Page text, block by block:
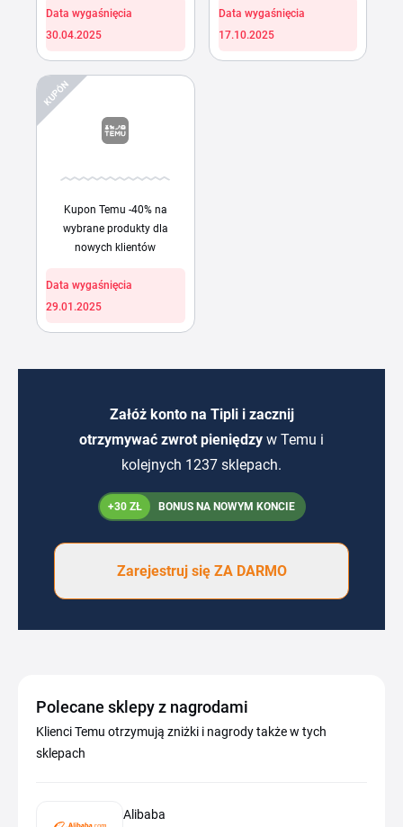
Data wygaśnięcia
30.04.2025
Data wygaśnięcia
17.10.2025
KUPÓN
Kupon Temu -40% na
wybrane produkty dla
nowych klientów
Data wygaśnięcia
29.01.2025
Załóż konto na Tipli i zacznij
otrzymywać zwrot pieniędzy w Temu i
kolejnych 1237 sklepach.
+30 ZŁ BONUS NA NOWYM KONCIE
Zarejestruj się ZA DARMO
Polecane sklepy z nagrodami
Klienci Temu otrzymują zniżki i nagrody także w tych
sklepach
Alibaba